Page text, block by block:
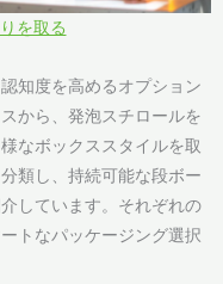
を取る
知度を高めるオプション
から、発泡スチロールを
なボックススタイルを取
類し、持続可能な段ボー
しています。それぞれの
トなパッケージング選択